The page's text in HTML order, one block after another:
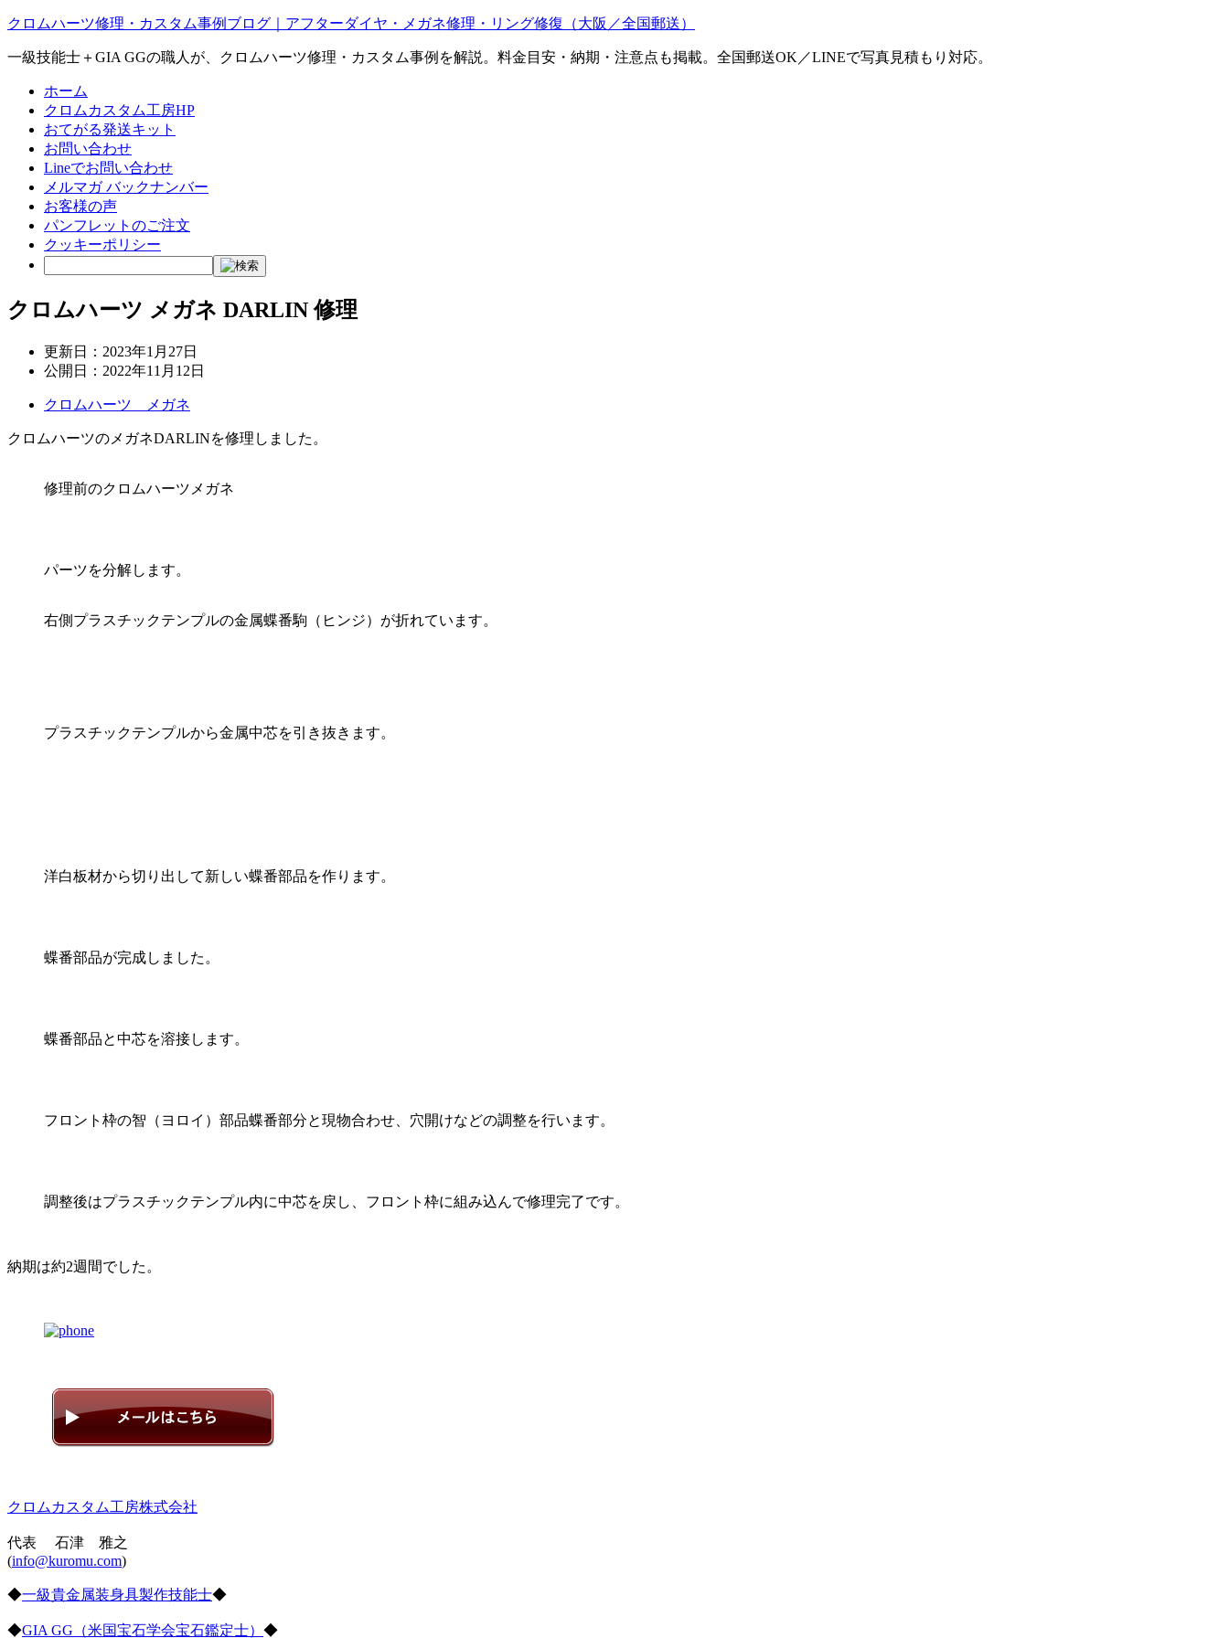
クロムハーツ修理・カスタム事例ブログ｜アフターダイヤ・メガネ修理・リング修復（大阪／全国郵送）
一級技能士＋GIA GGの職人が、クロムハーツ修理・カスタム事例を解説。料金目安・納期・注意点も掲載。全国郵送OK／LINEで写真見積もり対応。
ホーム
クロムカスタム工房HP
おてがる発送キット
お問い合わせ
Lineでお問い合わせ
メルマガ バックナンバー
お客様の声
パンフレットのご注文
クッキーポリシー
クロムハーツ メガネ DARLIN 修理
更新日： 2023年1月27日
公開日： 2022年11月12日
クロムハーツ メガネ
クロムハーツのメガネDARLINを修理しました。
修理前のクロムハーツメガネ
パーツを分解します。
右側プラスチックテンプルの金属蝶番駒（ヒンジ）が折れています。
プラスチックテンプルから金属中芯を引き抜きます。
洋白板材から切り出して新しい蝶番部品を作ります。
蝶番部品が完成しました。
蝶番部品と中芯を溶接します。
フロント枠の智（ヨロイ）部品蝶番部分と現物合わせ、穴開けなどの調整を行います。
調整後はプラスチックテンプル内に中芯を戻し、フロント枠に組み込んで修理完了です。
納期は約2週間でした。
クロムカスタム工房株式会社
代表 石津 雅之
(info@kuromu.com)
◆一級貴金属装身具製作技能士◆
◆GIA GG（米国宝石学会宝石鑑定士） ◆